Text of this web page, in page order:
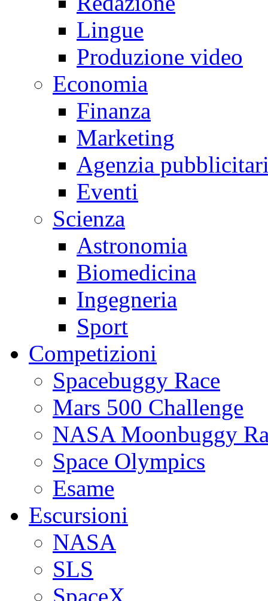
Lingue
Produzione video
Economia
Finanza
Marketing
Agenzia
Eventi
Scienza
Astronomia
Biomedicina
Ingegneria
Sport
Competizioni
Spacebuggy Race
Mars 500 Challenge
NASA Moonbuggy
Space Olympics
Esame
Escursioni
NASA
SLS